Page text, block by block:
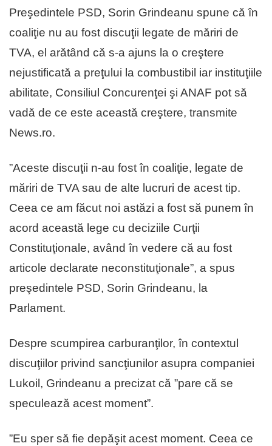
Preşedintele PSD, Sorin Grindeanu spune că în
coaliţie nu au fost discuţii legate de măriri de
TVA, el arătând că s-a ajuns la o creştere
nejustificată a preţului la combustibil iar instituţiile
abilitate, Consiliul Concurenţei şi ANAF pot să
vadă de ce este această creştere, transmite
News.ro.
”Aceste discuţii n-au fost în coaliţie, legate de
măriri de TVA sau de alte lucruri de acest tip.
Ceea ce am făcut noi astăzi a fost să punem în
acord această lege cu deciziile Curţii
Constituţionale, având în vedere că au fost
articole declarate neconstituţionale”, a spus
preşedintele PSD, Sorin Grindeanu, la
Parlament.
Despre scumpirea carburanţilor, în contextul
discuţiilor privind sancţiunilor asupra companiei
Lukoil, Grindeanu a precizat că ”pare că se
speculează acest moment”.
”Eu sper să fie depăşit acest moment. Ceea ce